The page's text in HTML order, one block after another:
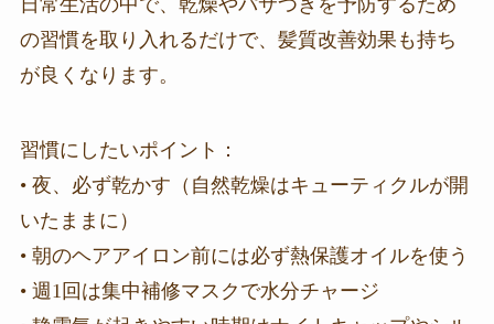
日常生活の中で、乾燥やパサつきを予防するため
の習慣を取り入れるだけで、髪質改善効果も持ち
が良くなります。
習慣にしたいポイント：
• 夜、必ず乾かす（自然乾燥はキューティクルが開
いたままに）
• 朝のヘアアイロン前には必ず熱保護オイルを使う
• 週1回は集中補修マスクで水分チャージ